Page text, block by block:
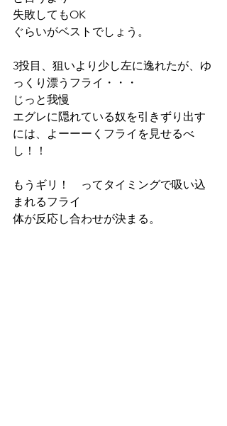
失敗してもOK
ぐらいがベストでしょう。
3投目、狙いより少し左に逸れたが、ゆ
っくり漂うフライ・・・
じっと我慢
エグレに隠れている奴を引きずり出す
には、よーーーくフライを見せるべ
し！！
もうギリ！　ってタイミングで吸い込
まれるフライ
体が反応し合わせが決まる。